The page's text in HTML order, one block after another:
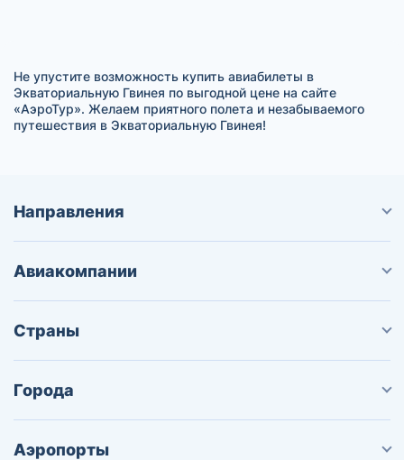
Не упустите возможность купить авиабилеты в
Экваториальную Гвинея по выгодной цене на сайте
«АэроТур». Желаем приятного полета и незабываемого
путешествия в Экваториальную Гвинея!
Направления
Авиакомпании
Страны
Города
Аэропорты